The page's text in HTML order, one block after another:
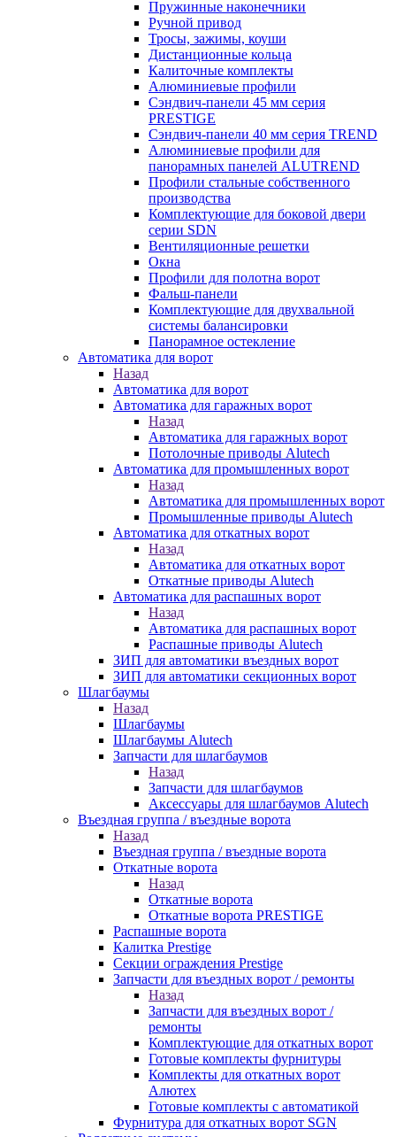
Пружинные наконечники
Ручной привод
Тросы, зажимы, коуши
Дистанционные кольца
Калиточные комплекты
Алюминиевые профили
Сэндвич-панели 45 мм серия
PRESTIGE
Сэндвич-панели 40 мм серия TREND
Алюминиевые профили для
панорамных панелей ALUTREND
Профили стальные собственного
производства
Комплектующие для боковой двери
серии SDN
Вентиляционные решетки
Окна
Профили для полотна ворот
Фальш-панели
Комплектующие для двухвальной
системы балансировки
Панорамное остекление
Автоматика для ворот
Назад
Автоматика для ворот
Автоматика для гаражных ворот
Назад
Автоматика для гаражных ворот
Потолочные приводы Alutech
Автоматика для промышленных ворот
Назад
Автоматика для промышленных ворот
Промышленные приводы Alutech
Автоматика для откатных ворот
Назад
Автоматика для откатных ворот
Откатные приводы Alutech
Автоматика для распашных ворот
Назад
Автоматика для распашных ворот
Распашные приводы Alutech
ЗИП для автоматики въездных ворот
ЗИП для автоматики секционных ворот
Шлагбаумы
Назад
Шлагбаумы
Шлагбаумы Alutech
Запчасти для шлагбаумов
Назад
Запчасти для шлагбаумов
Аксессуары для шлагбаумов Alutech
Въездная группа / въездные ворота
Назад
Въездная группа / въездные ворота
Откатные ворота
Назад
Откатные ворота
Откатные ворота PRESTIGE
Распашные ворота
Калитка Prestige
Секции ограждения Prestige
Запчасти для въездных ворот / ремонты
Назад
Запчасти для въездных ворот /
ремонты
Комплектующие для откатных ворот
Готовые комплекты фурнитуры
Комплекты для откатных ворот
Алютех
Готовые комплекты с автоматикой
Фурнитура для откатных ворот SGN